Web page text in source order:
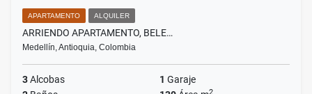
APARTAMENTO ALQUILER
ARRIENDO APARTAMENTO, BELE…
Medellín, Antioquia, Colombia
3Alcobas 1 Garaje